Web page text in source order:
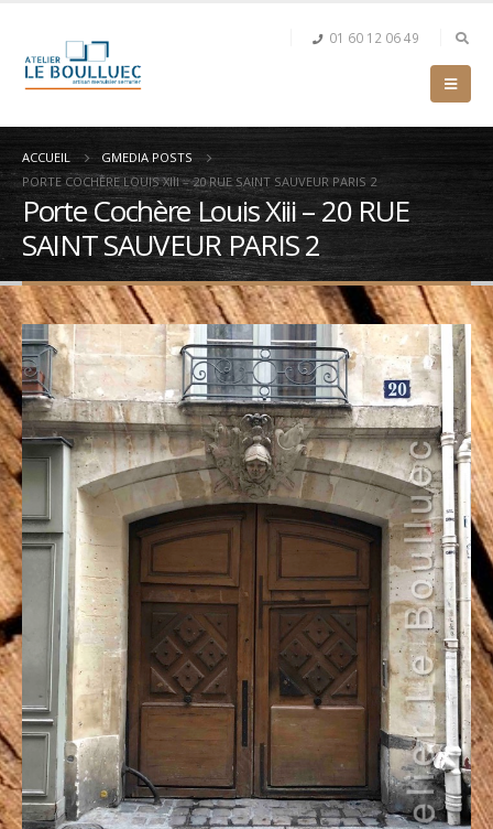
01 60 12 06 49
ACCUEIL
GMEDIA POSTS
PORTE COCHÈRE LOUIS XIII – 20 RUE SAINT SAUVEUR PARIS 2
Porte Cochère Louis Xiii – 20 RUE
SAINT SAUVEUR PARIS 2